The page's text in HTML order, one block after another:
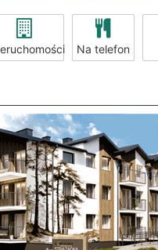
Na telefon